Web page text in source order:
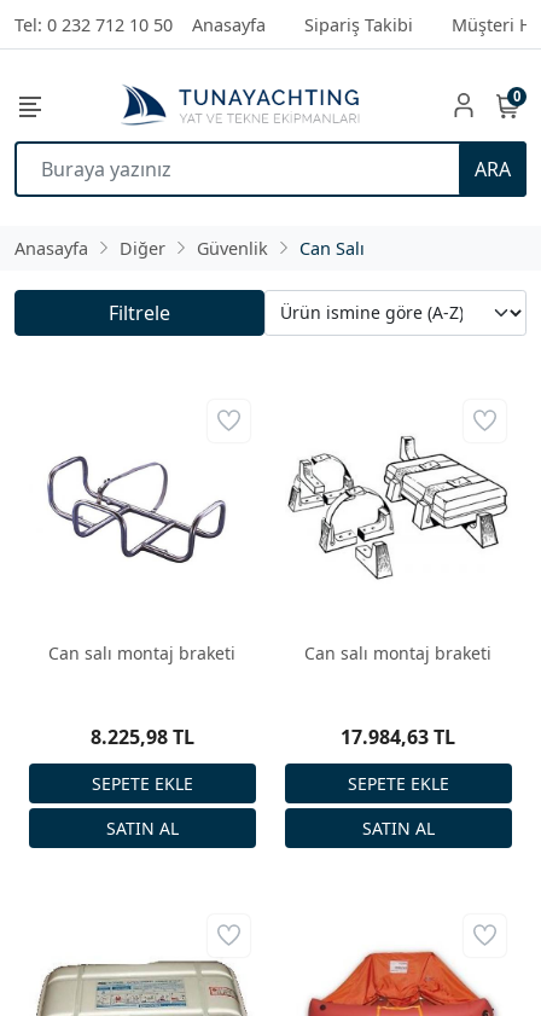
Tel: 0 232 712 10 50 Anasayfa Sipariş Takibi Müşteri
ARA
0
Anasayfa Diğer Güvenlik Can Salı
Filtrele
Can salı montaj braketi
8.225,98 TL
Can salı montaj braketi
17.984,63 TL